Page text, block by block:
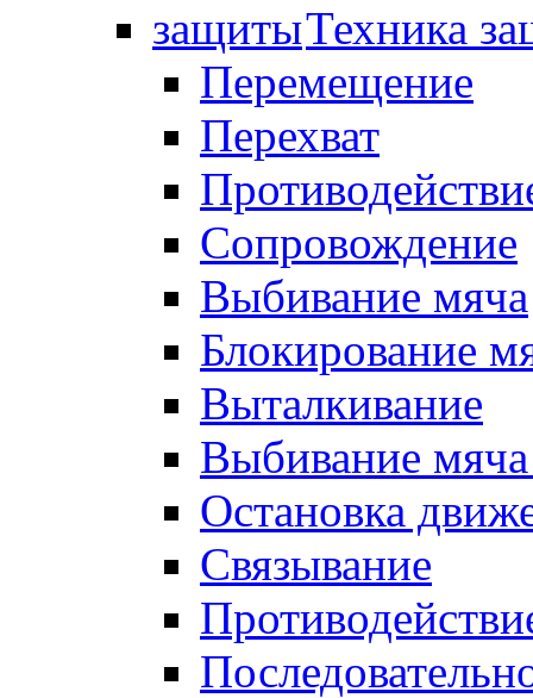
Техника
Перемещение
Перехват
Сопровождение
Выбивание мяча
Блокирование
Выталкивание
Выбивание
Остановка
Связывание